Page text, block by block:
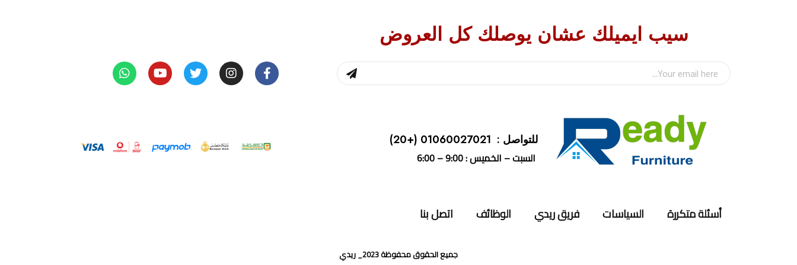
سيب ايميلك عشان يوصلك كل العروض
للتواصل : 01060027021 (+20)
السبت – الخميس : 9:00 – 6:00
أسئلة متكررة السياسات فريق ريدي الوظائف اتصل بنا
جميع الحقوق محفوظة 2023_ ريدي